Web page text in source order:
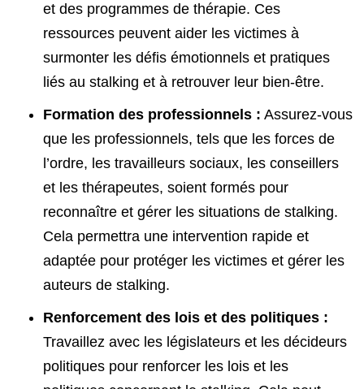
et des programmes de thérapie. Ces
ressources peuvent aider les victimes à
surmonter les défis émotionnels et pratiques
liés au stalking et à retrouver leur bien-être.
Formation des professionnels : Assurez-vous
que les professionnels, tels que les forces de
l’ordre, les travailleurs sociaux, les conseillers
et les thérapeutes, soient formés pour
reconnaître et gérer les situations de stalking.
Cela permettra une intervention rapide et
adaptée pour protéger les victimes et gérer les
auteurs de stalking.
Renforcement des lois et des politiques :
Travaillez avec les législateurs et les décideurs
politiques pour renforcer les lois et les